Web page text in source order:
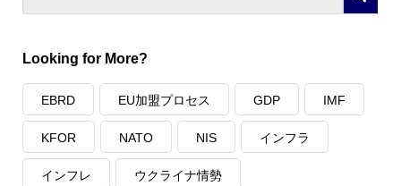
Looking for More?
EBRD EU加盟プロセス GDP IMF
KFOR NATO NIS インフラ
インフレ ウクライナ情勢